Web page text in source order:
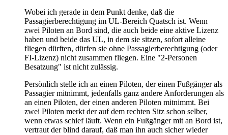
Wobei ich gerade in dem Punkt denke, daß die
Passagierberechtigung im UL-Bereich Quatsch ist. Wenn
zwei Piloten an Bord sind, die auch beide eine aktive Lizenz
haben und beide das UL, in dem sie sitzen, sofort alleine
fliegen dürften, dürfen sie ohne Passagierberechtigung (oder
FI-Lizenz) nicht zusammen fliegen. Eine "2-Personen
Besatzung" ist nicht zulässig.
Persönlich stelle ich an einen Piloten, der einen Fußgänger als
Passagier mitnimmt, jedenfalls ganz andere Anforderungen als
an einen Piloten, der einen anderen Piloten mitnimmt. Bei
zwei Piloten merkt der auf dem rechten Sitz schon selber,
wenn etwas schief läuft. Wenn ein Fußgänger mit an Bord ist,
vertraut der blind darauf, daß man ihn auch sicher wieder